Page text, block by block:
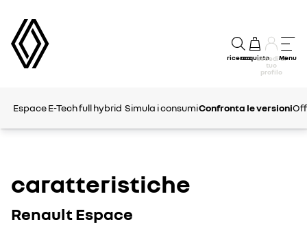
ricercaacquistoaccedi al
tuo
profilo
Menu
Espace E-Tech full hybrid Simula i consumiConfronta le versioni
caratteristiche
Renault Espace